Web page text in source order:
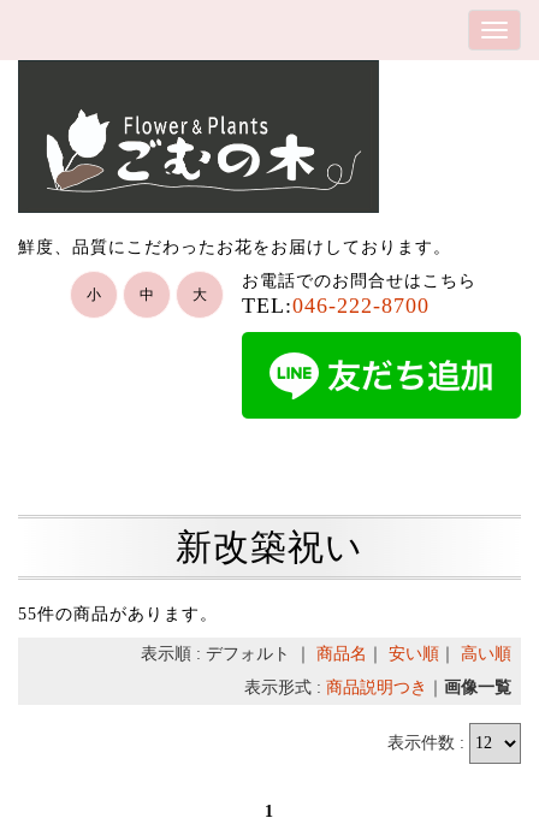
鮮度、品質にこだわったお花をお届けしております。
お電話でのお問合せはこちら
TEL:046-222-8700
小 中 大
新改築祝い
55件の商品があります。
表示順 : デフォルト ｜ 商品名 安い順
高い順
表示形式 : 商品説明つき 画像一覧
表示件数 :
1